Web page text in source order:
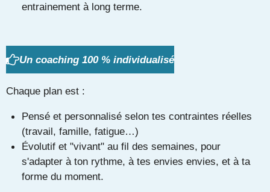
entrainement à long terme.
Un coaching 100 % individualisé
Chaque plan est :
Pensé et personnalisé selon tes contraintes réelles
(travail, famille, fatigue…)
Évolutif et "vivant" au fil des semaines, pour
s'adapter à ton rythme, à tes envies envies, et à ta
forme du moment.